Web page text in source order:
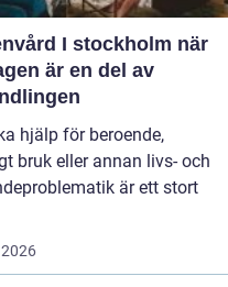
I stockholm när
är en del av
hjälp för beroende,
bruk eller annan livs- och
är ett stort